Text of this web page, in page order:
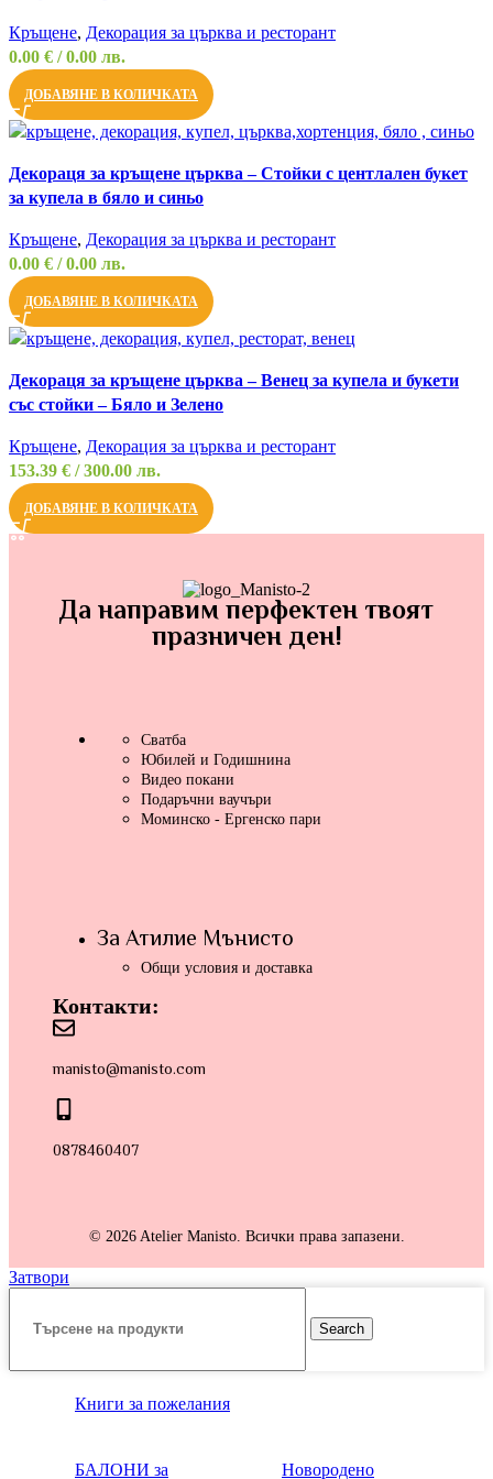
Кръщене, Декорация за църква и ресторант
0.00 € / 0.00 лв.
ДОБАВЯНЕ В КОЛИЧКАТА
Quick view
Add to wishlist
Декораця за кръщене църква – Стойки с центлален букет
за купела в бяло и синьо
Кръщене, Декорация за църква и ресторант
0.00 € / 0.00 лв.
ДОБАВЯНЕ В КОЛИЧКАТА
Quick view
Add to wishlist
Декораця за кръщене църква – Венец за купела и букети
със стойки – Бяло и Зелено
Кръщене, Декорация за църква и ресторант
153.39 € / 300.00 лв.
ДОБАВЯНЕ В КОЛИЧКАТА
Да направим перфектен твоят
празничен ден!
Сватба
Юбилей и Годишнина
Видео покани
Подаръчни ваучъри
Моминско - Ергенско пари
За Атилие Мънисто
Общи условия и доставка
Контакти:
manisto@manisto.com
0878460407
© 2026 Atelier Manisto. Всички права запазени.
Затвори
Search
Книги за пожелания
БАЛОНИ за Новородено